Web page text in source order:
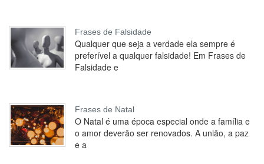
Frases de Falsidade
Qualquer que seja a verdade ela sempre é
preferível a qualquer falsidade! Em Frases de
Falsidade e
Frases de Natal
O Natal é uma época especial onde a família e
o amor deverão ser renovados. A união, a paz
e a